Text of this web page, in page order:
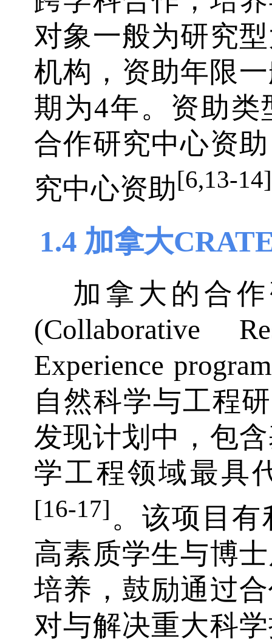
对象一般为研究
机构，资助年限
期为4年。资助
合作研究中心资
究中心资助[6,13-14]
1.4 加拿大
加拿大的合
(Collaborative
Experience
自然科学与工程
发现计划中，包
学工程领域最具
[16-17] 。该项目
高素质学生与博
培养，鼓励通过
对与解决重大科